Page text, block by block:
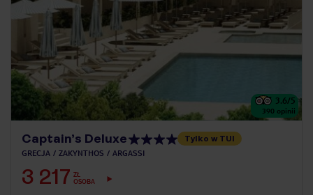
3.6/5
390 opinii
Captain’s Deluxe Tylko w TUI
GRECJA ZAKYNTHOS ARGASSI
3 217 ZŁ
OSOBA